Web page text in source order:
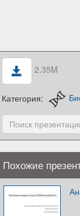
2.35M
Категория:
Похожие